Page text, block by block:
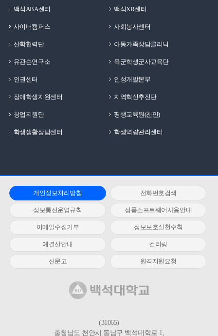
백석ABA센터 백석XR센터
사이버캠퍼스 사회봉사센터
산학협력단 아동가족상담클리닉
유관순연구소 육군학생군사교육단
인권센터 인성개발본부
장애학생지원센터 지역혁신추진단
창업지원단 평생교육원(천안)
학생생활상담센터 학생역량관리센터
개인정보처리방침 전화번호검색
정보통신운영규칙 정품소프트웨어사용안내
이메일수집거부 정보보호실천수칙
예결산안내 컬러링
신문고 원격지원요청
(31065)
충청남도 천안시 동남구 백석대학로 1,